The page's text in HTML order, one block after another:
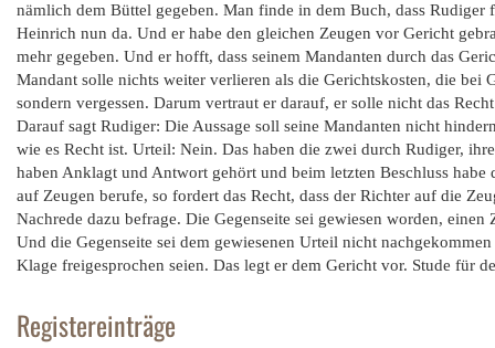
nämlich dem Büttel gegeben. Man finde in dem Buch, dass Rudiger
Heinrich nun da. Und er habe den gleichen Zeugen vor Gericht
mehr gegeben. Und er hofft, dass seinem Mandanten durch das
Mandant solle nichts weiter verlieren als die Gerichtskosten, die
sondern vergessen. Darum vertraut er darauf, er solle nicht das
Darauf sagt Rudiger: Die Aussage soll seine Mandanten nicht
wie es Recht ist. Urteil: Nein. Das haben die zwei durch Rudiger,
haben Anklagt und Antwort gehört und beim letzten Beschluss
auf Zeugen berufe, so fordert das Recht, dass der Richter auf die
Nachrede dazu befrage. Die Gegenseite sei gewiesen worden,
Und die Gegenseite sei dem gewiesenen Urteil nicht
Klage freigesprochen seien. Das legt er dem Gericht vor. Stude für
Registereinträge